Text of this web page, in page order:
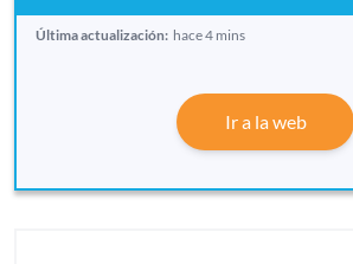
Última actualización: hace 4 mins
Ir a la web